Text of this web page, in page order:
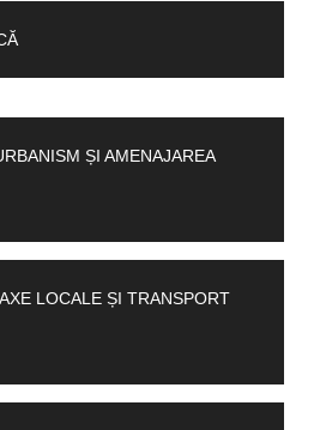
ȘI AMENAJAREA
LOCALE ȘI TRANSPORT